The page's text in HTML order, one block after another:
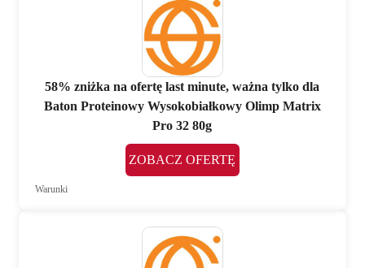
58% zniżka na ofertę last minute, ważna tylko dla
Baton Proteinowy Wysokobiałkowy Olimp Matrix
Pro 32 80g
ZOBACZ OFERTĘ
Warunki